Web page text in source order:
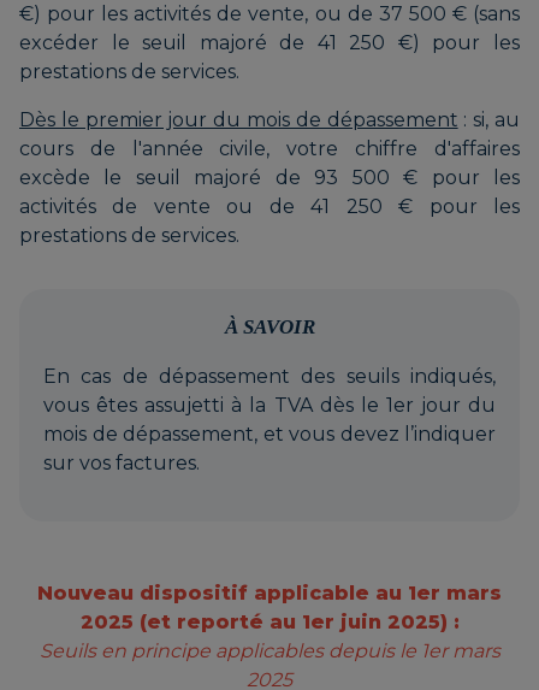
€) pour les activités de vente, ou de 37 500 € (sans
excéder le seuil majoré de 41 250 €) pour les
prestations de services.
Dès le premier jour du mois de dépassement : si, au
cours de l'année civile, votre chiffre d'affaires
excède le seuil majoré de 93 500 € pour les
activités de vente ou de 41 250 € pour les
prestations de services.
À SAVOIR
En cas de dépassement des seuils indiqués,
vous êtes assujetti à la TVA dès le 1er jour du
mois de dépassement, et vous devez l’indiquer
sur vos factures.
Nouveau dispositif applicable au 1er mars
2025 (et reporté au 1er juin 2025) :
Seuils en principe applicables depuis le 1er mars
2025